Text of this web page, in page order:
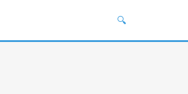
🔍